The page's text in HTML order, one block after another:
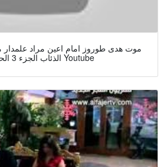
موت هدى طوروز امام اعين مراد
الذئاب الجزء 3 الحلقة 50 Youtube